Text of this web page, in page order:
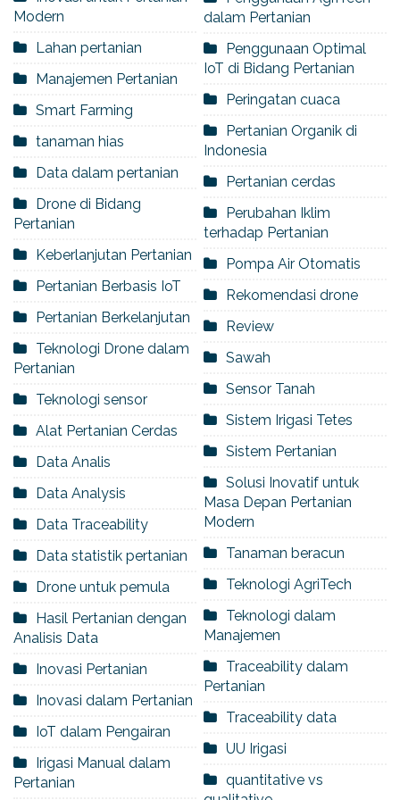
Modern
Lahan pertanian
Manajemen Pertanian
Smart Farming
tanaman hias
Data dalam pertanian
Drone di Bidang
Pertanian
Keberlanjutan Pertanian
Pertanian Berbasis IoT
Pertanian Berkelanjutan
Teknologi Drone dalam
Pertanian
Teknologi sensor
Alat Pertanian Cerdas
Data Analis
Data Analysis
Data Traceability
Data statistik pertanian
Drone untuk pemula
Hasil Pertanian dengan
Analisis Data
Inovasi Pertanian
Inovasi dalam Pertanian
IoT dalam Pengairan
Irigasi Manual dalam
Pertanian
dalam Pertanian
Penggunaan Optimal
IoT di Bidang Pertanian
Peringatan cuaca
Pertanian Organik di
Indonesia
Pertanian cerdas
Perubahan Iklim
terhadap Pertanian
Pompa Air Otomatis
Rekomendasi drone
Review
Sawah
Sensor Tanah
Sistem Irigasi Tetes
Sistem Pertanian
Solusi Inovatif untuk
Masa Depan Pertanian
Modern
Tanaman beracun
Teknologi AgriTech
Teknologi dalam
Manajemen
Traceability dalam
Pertanian
Traceability data
UU Irigasi
quantitative vs